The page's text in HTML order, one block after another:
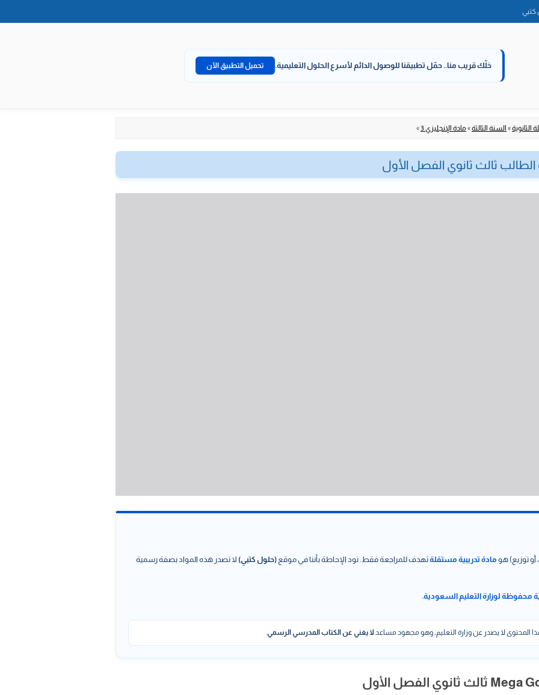
كتبي
خلّك قريب منا.. حمّل تطبيقنا للوصول الدائم لأسرع الحلول التعليمية. تحميل التطبيق الآن
الثانوية» السنة الثالثة» مادة الإنجليزي 3 »
أو توزيع) هو مادة تدريبية مستقلةتهدف للمراجعة فقط. نود الإحاطة بأننا في موقع (حلول كتبي) لا نصدر هذه المواد بصفة رسمية
محفوظة لوزارة التعليم السعودية.
المحتوى لا يصدر عن وزارة التعليم، وهو مجهود مساعدلا يغني عن الكتاب المدرسي الرسمي.